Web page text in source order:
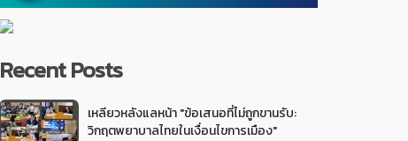
Recent Posts
เหลียวหลังแลหน้า "ข้อเสนอที่ไม่ถูกขานรับ:
วิกฤตพยาบาลไทยในเงื่อนไขการเมือง"